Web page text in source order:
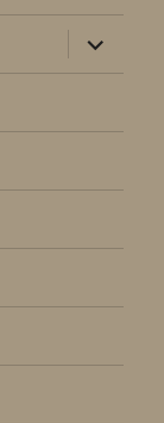
раскрыть
дочернее
меню